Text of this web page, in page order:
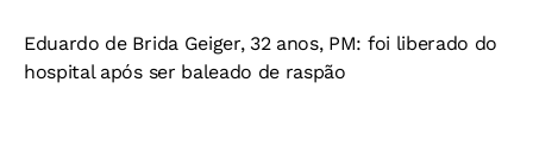
Eduardo de Brida Geiger, 32 anos, PM: foi liberado do
hospital após ser baleado de raspão